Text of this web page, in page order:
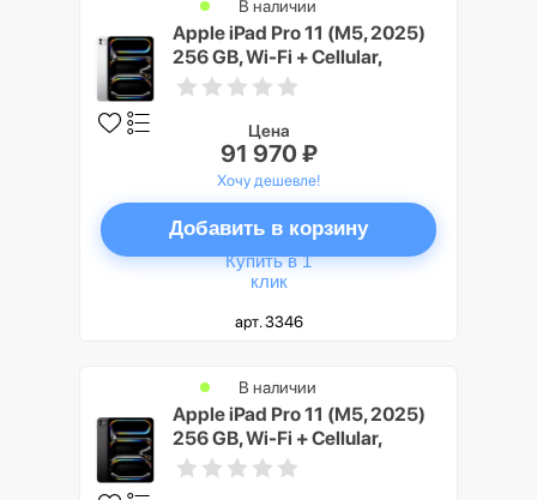
Apple iPad Pro 11 (M5, 2025)
256 GB, Wi-Fi + Cellular,
Серебристый (Silver)
В наличии
Цена
91 970 ₽
Хочу дешевле!
Добавить в корзину
Купить в 1
клик
арт. 3346
Apple iPad Pro 11 (M5, 2025)
256 GB, Wi-Fi + Cellular,
Черный космос (Space Black)
В наличии